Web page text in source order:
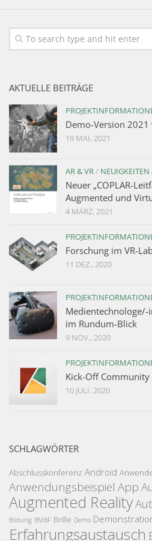
AKTUELLE BEITRÄGE
Demo-Version
19 MAI, 2021
AR & VR/ NEUIGKEITEN
Neuer „COPLAR-
Augmented und
4 MÄRZ, 2021
Forschung im VR-
11 DEZ., 2020
Medientechnologe/-
im Rundum-Blick
9 NOV., 2020
Kick-Off Community
10 JULI, 2020
SCHLAGWÖRTER
Abschlusskonferenz Android
Anwendungsbeispiel App
Augmented Reality
Bildung BMBF Brille Demo
Erfahrungsaustausch